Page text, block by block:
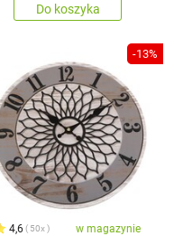
Do koszyka
-13%
4,6 50x w magazynie